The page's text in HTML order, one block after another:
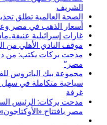
الشريف
الصحة العالمية تطلق
أسعار الذهب في مصر وعالميًا
غارات إسرائيلية
موقف النادي الأهلي من
مدحت بركات يكتب: من
مصر”
غرفة
مدحت بركات: الرئيس
مصر بافتتاح «الأوكتاجون»